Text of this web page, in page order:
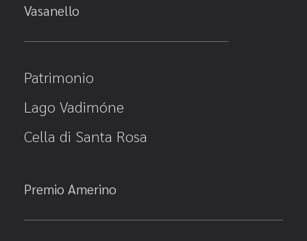
Vasanello
Patrimonio
Lago Vadimóne
Cella di Santa Rosa
Premio Amerino